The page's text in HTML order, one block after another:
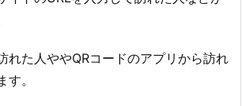
れた人ややQRコードのアプリから訪れ
。